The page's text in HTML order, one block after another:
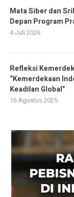
Mata Siber dan
Depan Program
4 Juli 2026
Refleksi
“Kemerdekaan
Keadilan Global”
16 Agustus 2025